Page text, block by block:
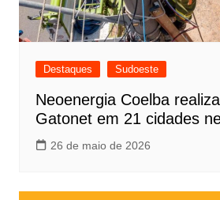
Destaques Sudoeste
Neoenergia Coelba
Gatonet em 21 cidades
26 de maio de 2026